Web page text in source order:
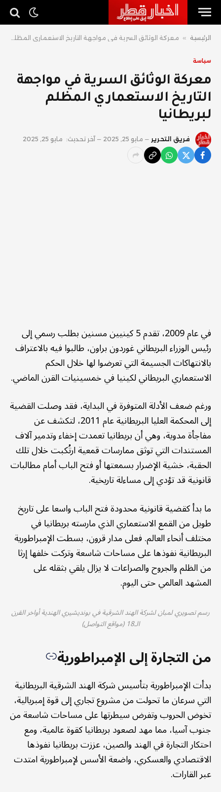
الرئيسية » معركة الوثائق السرية في مواجهة التاريخ الاستعماري المظلم لبريطانيا
سياسة
معركة الوثائق السرية في مواجهة
التاريخ الاستعماري المظلم
لبريطانيا
فريق التحرير مايو 25, 2025 آخر تحديث: مايو 25, 2025
في عام 2009، تقدم 5 كينيين مسنين بطلب رسمي إلى
رئيس الوزراء البريطاني غوردون براون، طالبوا فيه بالاعتراف
بالانتهاكات الجسيمة التي تعرضوا لها خلال الحكم
الاستعماري البريطاني لكينيا في خمسينيات القرن الماضي.
ورغم ضعف الأدلة المتوفرة في البداية، فقد وصلت القضية
إلى المحكمة العليا البريطانية عام 2011، لتكشف عن
مفاجأة مدوية، وهي أن بريطانيا تعمدت إخفاء وتدمير آلاف
المستندات التي توثق ممارسات قمعية ارتُكبت خلال تلك
الحقبة، خشية الإضرار بسمعتها أو فتح الباب أمام مطالبات
قانونية قد تؤدي إلى مساءلة تاريخية.
ما بدأ كقضية قانونية محدودة فتح الباب واسعا على تاريخ
طويل من القمع الاستعماري الذي مارسته بريطانيا في
مختلف أنحاء العالم. فعلى مدار قرون، بسطت الإمبراطورية
البريطانية نفوذها على مساحات شاسعة وتركت خلفها إرثا
من الظلم والجروح والصراعات لا يزال يلقي بثقله على
المشهد العالمي حتى اليوم.
رسم تصويري لمبان لشركة الهند الشرقية في بونديشيري الهندية أواخر القرن
الـ18 (مواقع التواصل)
من التجارة إلى الإمبراطورية
بدأت الإمبراطورية بتأسيس شركة الهند الشرقية البريطانية
التي سرعان ما تحولت من مشروع تجاري إلى قوة إمبريالية،
تخوض الحروب وتفرض سيطرتها على مساحات شاسعة من
جنوب آسيا، مما مهد لصعود بريطانيا كقوة عالمية، ومع
احتكار التجارة في الهند والصين، عززت بريطانيا نفوذها
الاقتصادي والعسكري، واضعة الأسس لإمبراطورية امتدت
عبر القارات.